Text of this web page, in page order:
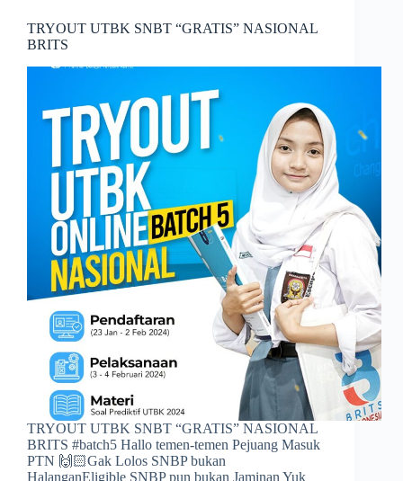
TRYOUT UTBK SNBT “GRATIS” NASIONAL
BRITS
TRYOUT UTBK SNBT “GRATIS” NASIONAL
BRITS #batch5 Hallo temen-temen Pejuang Masuk
PTN 🙌🏻Gak Lolos SNBP bukan
HalanganEligible SNBP pun bukan Jaminan Yuk